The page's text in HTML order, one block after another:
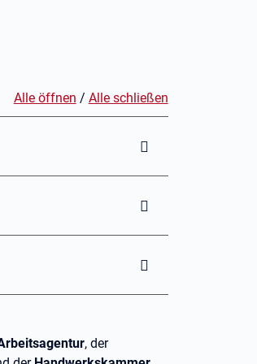
Alle öffnen / Alle schließen
, der